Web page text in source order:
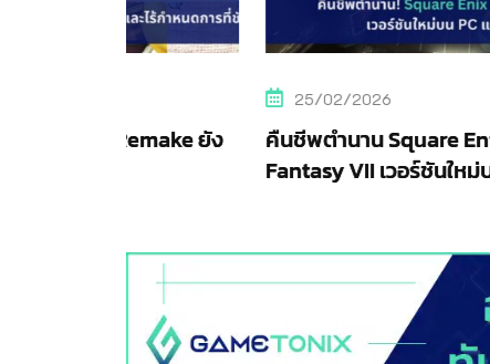
คืนชีพตำนาน Square Enix เปิดตัว Final
Fantasy VII เวอร์ชันใหม่บน